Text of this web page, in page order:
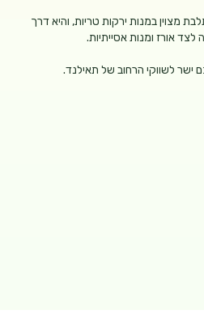
מצוין במנות ירקות טריות, והיא דרך
אורז ומנות אסייתיות.
ישר לשווקי הרחוב של תאילנד.